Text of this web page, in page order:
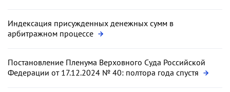
Индексация присужденных денежных сумм в
арбитражном процессе
Постановление Пленума Верховного Суда Российской
Федерации от 17.12.2024 № 40: полтора года спустя